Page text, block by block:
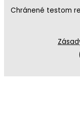
Chránené testom